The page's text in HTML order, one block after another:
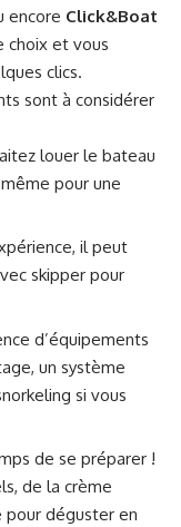
encore Click&Boat
choix et vous
clics.
sont à considérer
louer le bateau
pour une
il peut
skipper pour
d’équipements
un système
si vous
de se préparer !
de la crème
pour déguster en